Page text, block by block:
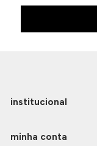
institucional
minha conta